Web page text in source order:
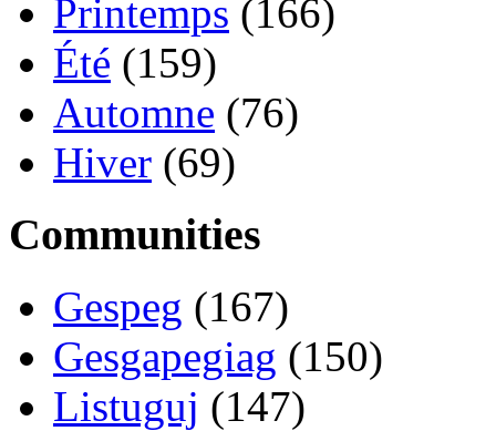
Printemps (166)
Été (159)
Automne (76)
Hiver (69)
Communities
Gespeg (167)
Gesgapegiag (150)
Listuguj (147)